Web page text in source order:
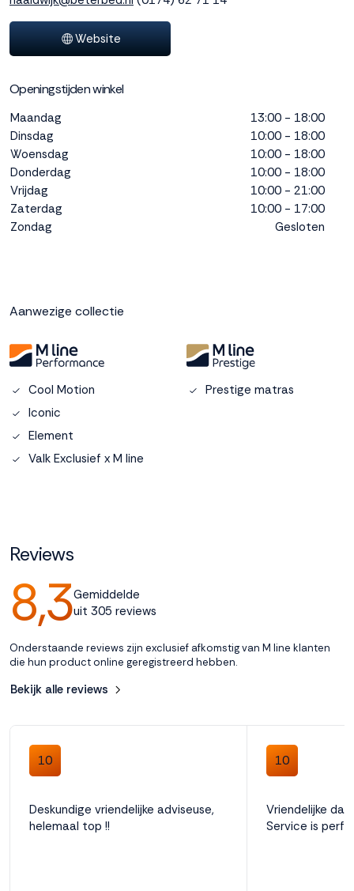
onze website te
anoniem. Meer
weten? Lees
dit overzicht
alle
cookieinstellingen en
lees hier onze privacy
policy
accepteren geef je
toestemming voor
functionele en
Weigeren
Accepteren
Website
Openingstijden winkel
Maandag
13:00 - 18:00
Dinsdag
10:00 - 18:00
Woensdag
10:00 - 18:00
Donderdag
10:00 - 18:00
Vrijdag
10:00 - 21:00
Zaterdag
10:00 - 17:00
Zondag
Gesloten
Aanwezige collectie
Cool Motion
Iconic
Element
Valk Exclusief x M line
Prestige matras
Reviews
8,3Gemiddelde
uit 305 reviews
Onderstaande reviews zijn exclusief afkomstig van M line klanten
die hun product online geregistreerd hebben.
Bekijk alle reviews
10
Deskundige vriendelijke adviseuse,
helemaal top !!
10
Vriendelijke
Service is